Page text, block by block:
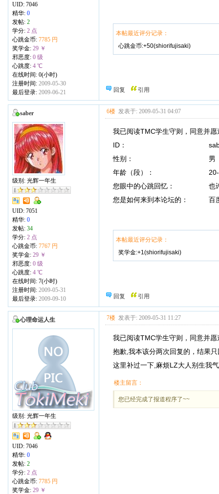
UID: 7046
精华: 0
发帖: 2
学分: 2 点
心跳金币: 7785 円
奖学金: 29 ￥
邪恶度: 0 级
心跳度: 4 ℃
在线时间: 0(小时)
注册时间: 2009-05-30
最后登录: 2009-06-21
本帖最近评分记录：
心跳金币:+50(shiorifujisaki)
回复 引用
saber
级别: 光辉一年生
UID: 7051
精华: 0
发帖: 34
学分: 2 点
心跳金币: 7767 円
奖学金: 29 ￥
邪恶度: 0 级
心跳度: 4 ℃
在线时间: 7(小时)
注册时间: 2009-05-31
最后登录: 2009-09-10
6楼 发表于: 2009-05-31 04:07
我已阅读TMC学生守则，同意并愿
ID：
性别： 男
年龄（段）： 20-
您眼中的心跳回忆： 也许只
您是如何来到本论坛的： 百
本帖最近评分记录：
奖学金:+1(shiorifujisaki)
回复 引用
心理命运人生
级别: 光辉一年生
UID: 7046
精华: 0
发帖: 2
学分: 2 点
心跳金币: 7785 円
奖学金: 29 ￥
7楼 发表于: 2009-05-31 11:27
我已阅读TMC学生守则，同意并愿
抱歉,我本该分两次回复的，结果
这里补过一下,麻烦LZ大人别生我
楼主留言：
您已经完成了报道程序了~~